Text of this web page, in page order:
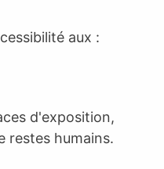
aux :
d'exposition,
restes humains.